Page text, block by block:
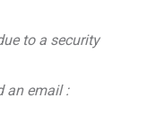
to a security
an email :